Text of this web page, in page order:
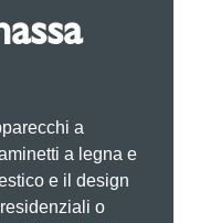
a
a legna e
e il design
o